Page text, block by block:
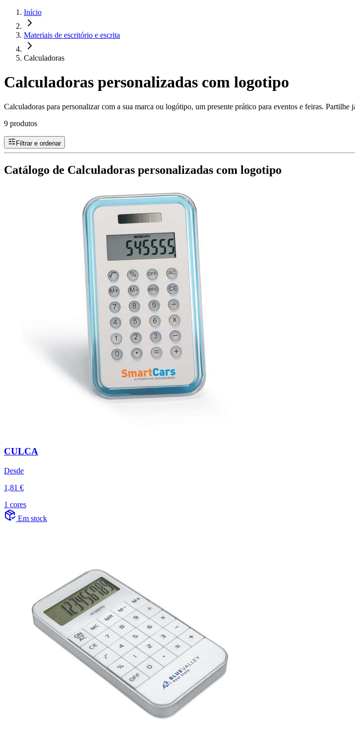
Início
Materiais de escritório e escrita
Calculadoras
Calculadoras personalizadas com logotipo
Calculadoras para personalizar com a sua marca ou logótipo, um presente prático para eventos e feiras. Partilhe
9 produtos
Filtrar e ordenar
Catálogo de Calculadoras personalizadas com logotipo
CULCA
Desde
1,81 €
1 cores
Em stock